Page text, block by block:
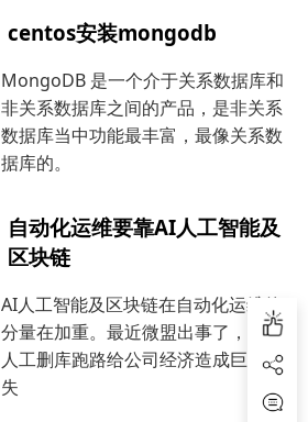
centos安装mongodb
MongoDB 是一个介于关系数据库和
非关系数据库之间的产品，是非关系
数据库当中功能最丰富，最像关系数
据库的。
自动化运维要靠AI人工智能及
区块链
AI人工智能及区块链在自动化运维的
分量在加重。最近微盟出事了，运维
人工删库跑路给公司经济造成巨大损
失